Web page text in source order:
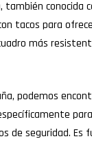
tacos para
más
podemos
seguridad. Es